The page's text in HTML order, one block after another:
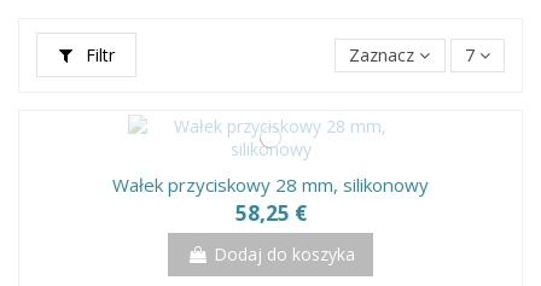
Filtr Zaznacz 7
Wałek przyciskowy 28 mm, silikonowy
58,25 €
Dodaj do koszyka